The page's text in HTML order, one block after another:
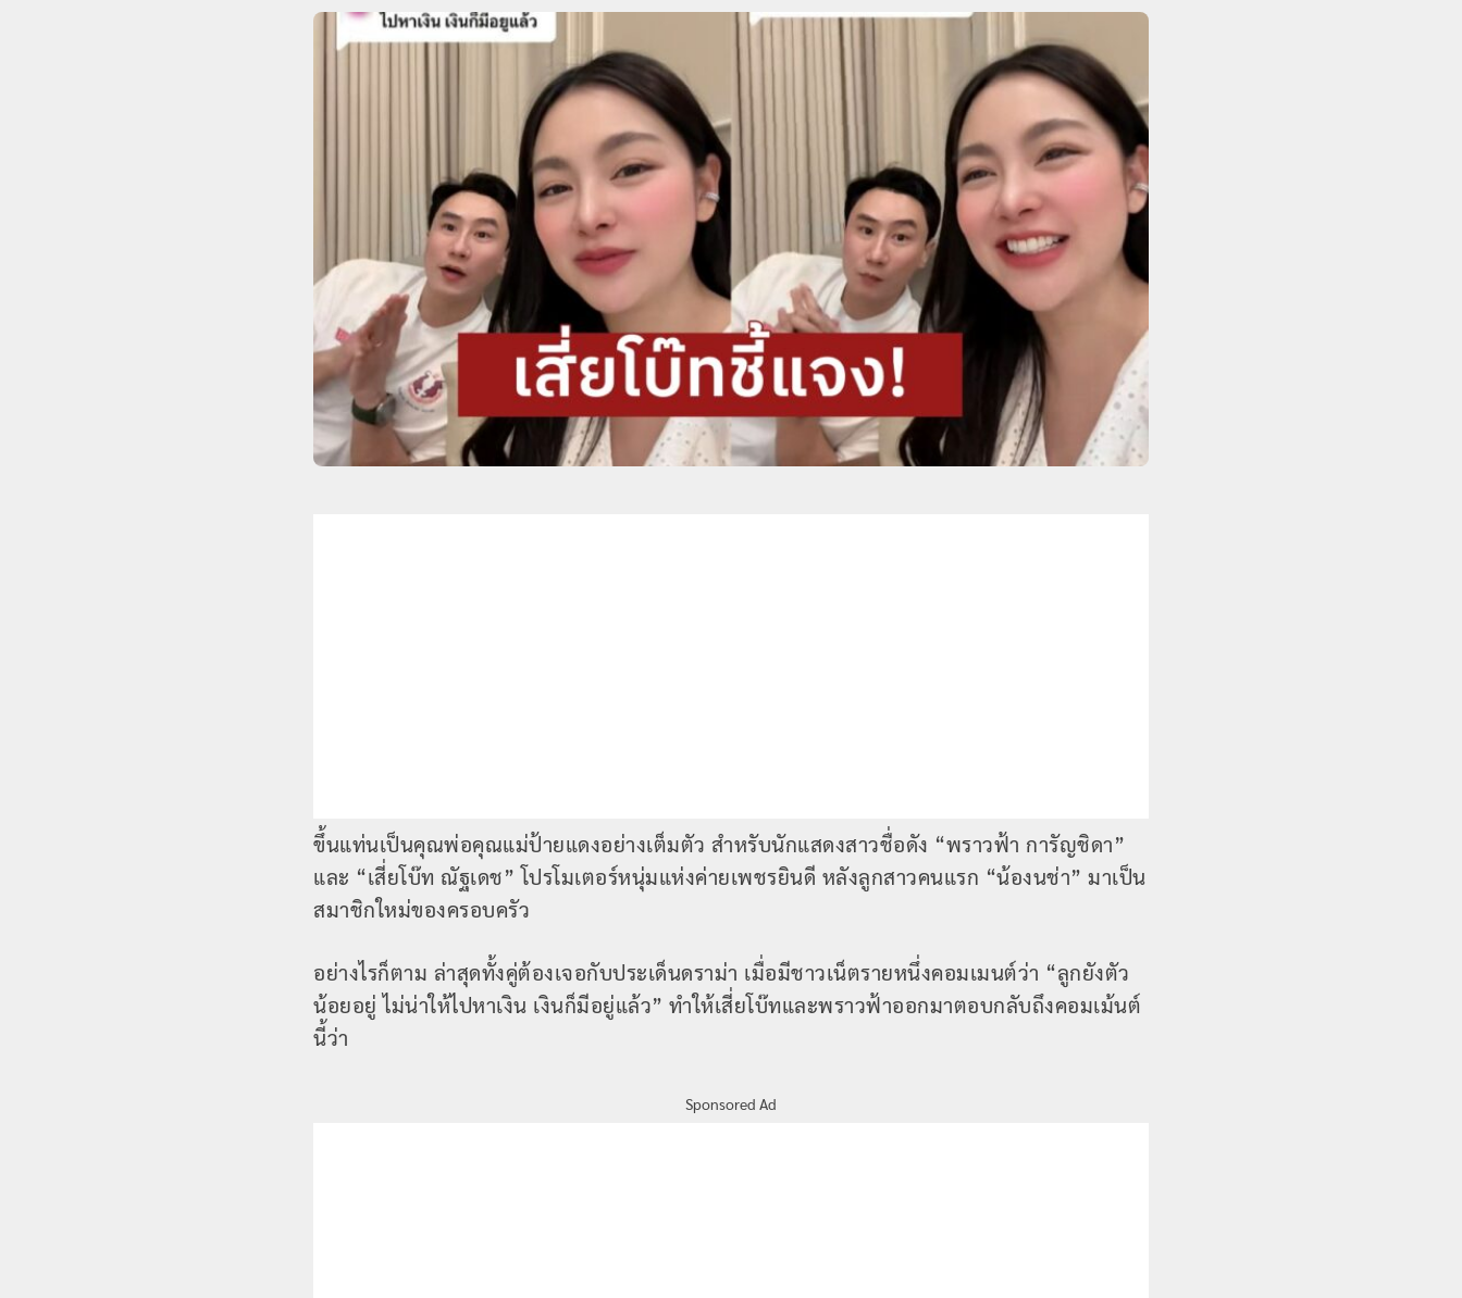
ขึ้นแท่นเป็นคุณพ่อคุณแม่ป้ายแดงอย่างเต็มตัว สำหรับนักแสดงสาวชื่อดัง “พราวฟ้า การัญชิดา”
และ “เสี่ยโบ๊ท ณัฐเดช” โปรโมเตอร์หนุ่มแห่งค่ายเพชรยินดี หลังลูกสาวคนแรก “น้องนช่า” มาเป็น
สมาชิกใหม่ของครอบครัว
อย่างไรก็ตาม ล่าสุดทั้งคู่ต้องเจอกับประเด็นดราม่า เมื่อมีชาวเน็ตรายหนึ่งคอมเมนต์ว่า “ลูกยังตัว
น้อยอยู่ ไม่น่าให้ไปหาเงิน เงินก็มีอยู่แล้ว” ทำให้เสี่ยโบ๊ทและพราวฟ้าออกมาตอบกลับถึงคอมเม้นต์
นี้ว่า
Sponsored Ad